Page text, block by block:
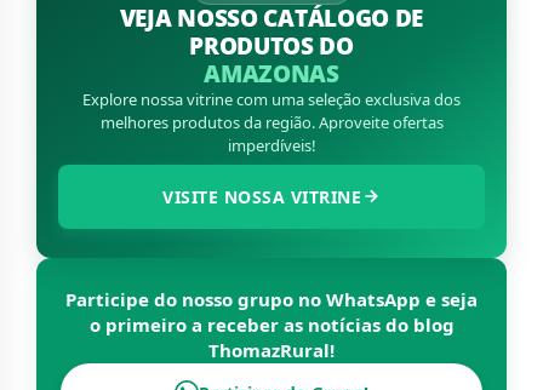
VEJA NOSSO CATÁLOGO DE
PRODUTOS DO
AMAZONAS
Explore nossa vitrine com uma seleção exclusiva dos
melhores produtos da região. Aproveite ofertas
imperdíveis!
VISITE NOSSA VITRINE
Participe do nosso grupo no WhatsApp e seja
o primeiro a receber as notícias do blog
ThomazRural!